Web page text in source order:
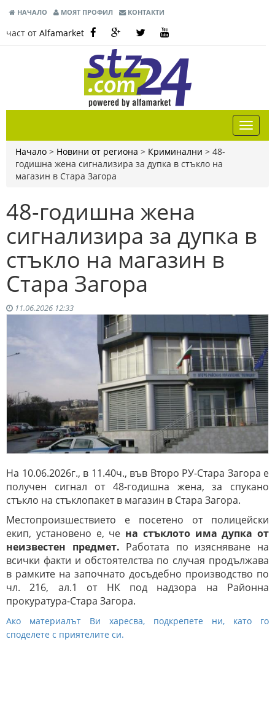
НАЧАЛО МОЯТ ПРОФИЛ КОНТАКТИ
част от Alfamarket
Начало > Новини от региона > Криминални > 48-
годишна жена сигнализира за дупка в стъкло на
магазин в Стара Загора
48-годишна жена
сигнализира за дупка в
стъкло на магазин в
Стара Загора
11.06.2026 12:33
На 10.06.2026г., в 11.40ч., във Второ РУ-Стара Загора е
получен сигнал от 48-годишна жена, за спукано
стъкло на стъклопакет в магазин в Стара Загора.
Местопроизшествието е посетено от полицейски
екип, установено е, че на стъклото има дупка от
неизвестен предмет. Работата по изясняване на
всички факти и обстоятелства по случая продължава
в рамките на започнато досъдебно производство по
чл. 216, ал.1 от НК под надзора на Районна
прокуратура-Стара Загора.
Ако материалът Ви харесва, подкрепете ни, като го
споделете с приятелите си.